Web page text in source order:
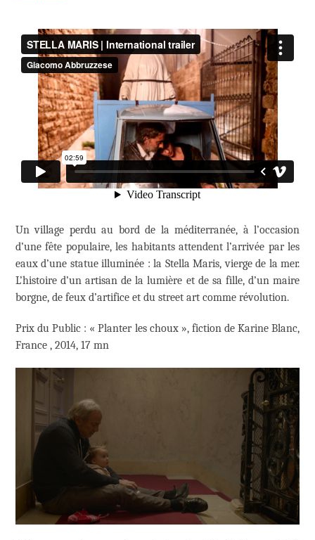
Un village perdu au bord de la méditerranée, à l’occasion
d’une fête populaire, les habitants attendent l’arrivée par les
eaux d’une statue illuminée : la Stella Maris, vierge de la mer.
L’histoire d’un artisan de la lumière et de sa fille, d’un maire
borgne, de feux d’artifice et du street art comme révolution.
Prix du Public : « Planter les choux », fiction de Karine Blanc,
France , 2014, 17 mn